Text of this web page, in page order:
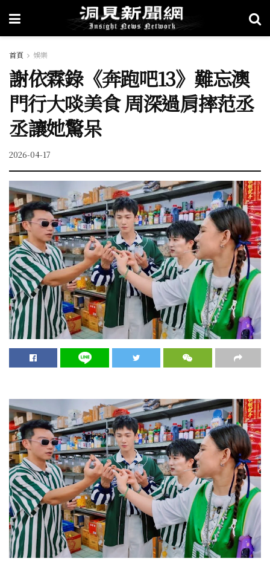
首頁 娛樂
謝依霖錄《奔跑吧13》難忘澳
門行大啖美食 周深過肩摔范丞
丞讓她驚呆
2026-04-17